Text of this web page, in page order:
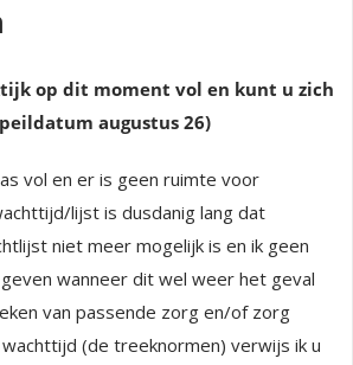
op dit moment vol en kunt u zich
augustus 26)
vol en er is geen ruimte voor
lijst is dusdanig lang dat
niet meer mogelijk is en ik geen
wanneer dit wel weer het geval
van passende zorg en/of zorg
(de treeknormen) verwijs ik u